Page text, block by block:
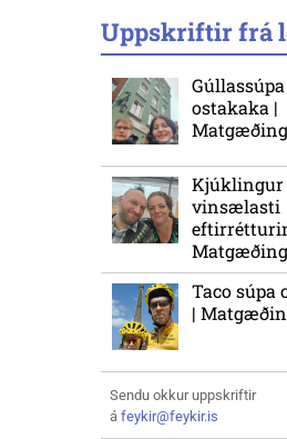
Uppskriftir frá
ostakaka |
Kjúklingur
vinsælasti
Taco súpa
|
Sendu okkur uppskriftir
á feykir@feykir.is